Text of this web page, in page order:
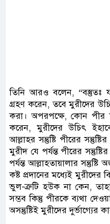
তিনি আরও বলেন,
গ্রহণ করেন, তবে মুরীদের
করা। অপরপক্ষে, কোন পীর
করেন, মুরীদের উচিৎ
আল্লাহর সন্তুষ্টি পীরের
মুরীদ যে পর্যন্ত পীরের
পর্যন্ত আল্লাহতায়ালার
কষ্ট প্রদানের মধ্যেই
ভুল-ত্রুটি হউক না কেন,
সম্ভব কিন্তু পীরকে ব্যথা
অসন্তুষ্টিই মুরীদের দুর্ভাগ্যের